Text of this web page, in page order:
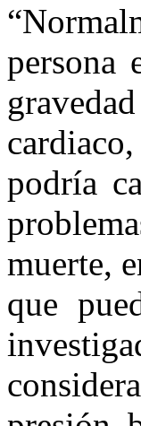
persona
podría
muerte,
que